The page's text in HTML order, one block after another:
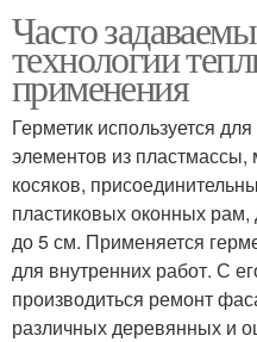
Часто
технологии
применения
Герметик используется
элементов из
косяков,
пластиковых оконных
до 5 см. Применяется
для внутренних работ. С
производиться ремонт
различных деревянных и